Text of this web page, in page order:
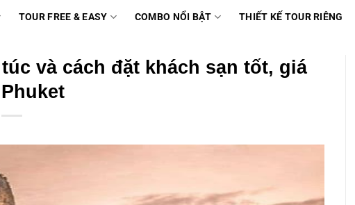
TOUR FREE & EASY COMBO NỔI BẬT THIẾT KẾ TOUR RIÊNG
và cách đặt khách sạn tốt, giá